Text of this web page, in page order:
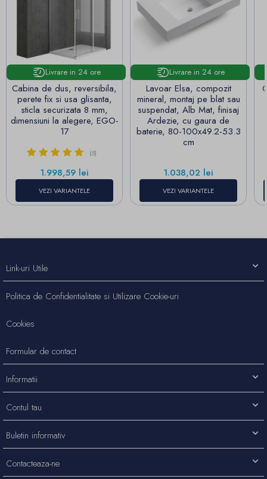
Livrare in 24 ore
Cabina de dus, reversibila,
perete fix si usa glisanta,
sticla securizata 8 mm,
dimensiuni la alegere, EGO-
17
(5)
Pret
1.998,59 lei
VEZI VARIANTELE
Livrare in 24 ore
Lavoar Elsa, compozit
mineral, montaj pe blat sau
suspendat, Alb Mat, finisaj
Ardezie, cu gaura de
baterie, 80-100x49.2-53.3
cm
Pret
1.038,02 lei
VEZI VARIANTELE
Contacteaza-ne
Link-uri Utile
Politica de Confidentialitate si Utilizare Cookie-uri
Cookies
Formular de contact
Informatii
Contul tau
Buletin informativ